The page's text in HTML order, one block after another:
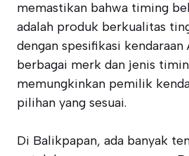
memastikan bahwa timing
adalah produk berkualitas
dengan spesifikasi kendaraan
berbagai merk dan jenis
memungkinkan pemilik
pilihan yang sesuai.
Di Balikpapan, ada banyak